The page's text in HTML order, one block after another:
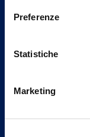
Preferenze
Statistiche
Marketing